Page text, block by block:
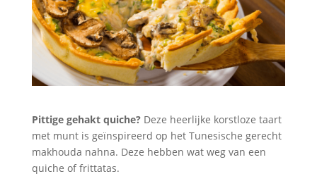
Pittige gehakt quiche? Deze heerlijke korstloze taart
met munt is geïnspireerd op het Tunesische gerecht
makhouda nahna. Deze hebben wat weg van een
quiche of frittatas.